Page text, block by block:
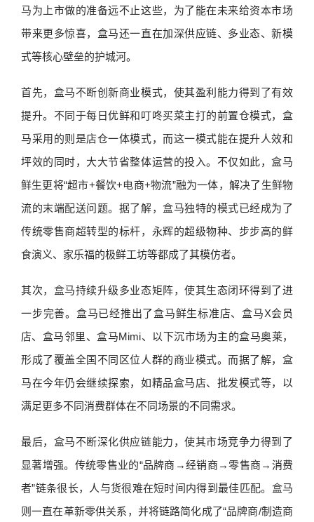
马为上市做的准备远不止这些，为了能在未来给资本市场
带来更多惊喜，盒马还一直在加深供应链、多业态、新模
式等核心壁垒的护城河。
首先，盒马不断创新商业模式，使其盈利能力得到了有效
提升。不同于每日优鲜和叮咚买菜主打的前置仓模式，盒
马采用的则是店仓一体模式，而这一模式能在提升人效和
坪效的同时，大大节省整体运营的投入。不仅如此，盒马
鲜生更将“超市+餐饮+电商+物流”融为一体，解决了生鲜物
流的末端配送问题。据了解，盒马独特的模式已经成为了
传统零售商超转型的标杆，永辉的超级物种、步步高的鲜
食演义、家乐福的极鲜工坊等都成了其模仿者。
其次，盒马持续升级多业态矩阵，使其生态闭环得到了进
一步完善。盒马已经推出了盒马鲜生标准店、盒马X会员
店、盒马邻里、盒马Mimi、以下沉市场为主的盒马奥莱，
形成了覆盖全国不同区位人群的商业模式。而据了解，盒
马在今年仍会继续探索，如精品盒马店、批发模式等，以
满足更多不同消费群体在不同场景的不同需求。
最后，盒马不断深化供应链能力，使其市场竞争力得到了
显著增强。传统零售业的“品牌商→经销商→零售商→消费
者”链条很长，人与货很难在短时间内得到最佳匹配。盒马
则一直在革新零供关系，并将链路简化成了“品牌商/制造商